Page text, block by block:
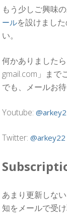
もう少しご興味
ールを設けまし
い。
何かありました
gmail.com」まで
でも、メールお
Youtube:
Twitter: @arkey22
あまり更新しな
知をメールで受